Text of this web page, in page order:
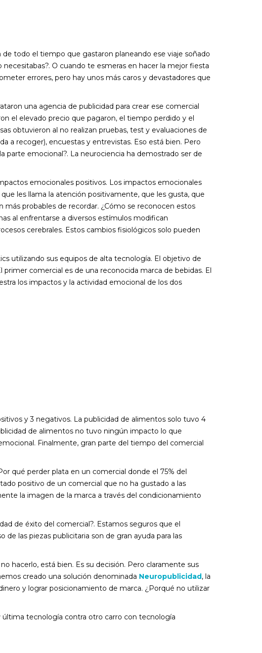
todo el tiempo que gastaron planeando ese viaje soñado
O cuando te esmeras en hacer la mejor fiesta
errores, pero hay unos más caros y devastadores que
una agencia de publicidad para crear ese comercial
el elevado precio que pagaron, el tiempo perdido y el
obtuvieron al no realizan pruebas, test y evaluaciones de
a recoger), encuestas y entrevistas. Eso está bien. Pero
parte emocional?. La neurociencia ha demostrado ser de
emocionales positivos. Los impactos emocionales
les llama la atención positivamente, que les gusta, que
probables de recordar. ¿Cómo se reconocen estos
al enfrentarse a diversos estímulos modifican
cerebrales. Estos cambios fisiológicos solo pueden
utilizando sus equipos de alta tecnología. El objetivo de
comercial es de una reconocida marca de bebidas. El
los impactos y la actividad emocional de los dos
y 3 negativos. La publicidad de alimentos solo tuvo 4
de alimentos no tuvo ningún impacto lo que
Finalmente, gran parte del tiempo del comercial
qué perder plata en un comercial donde el 75% del
positivo de un comercial que no ha gustado a las
la imagen de la marca a través del condicionamiento
de éxito del comercial?. Estamos seguros que el
las piezas publicitaria son de gran ayuda para las
hacerlo, está bien. Es su decisión. Pero claramente sus
creado una solución denominada Neuropublicidad, la
y lograr posicionamiento de marca. ¿Porqué no utilizar
última tecnología contra otro carro con tecnología